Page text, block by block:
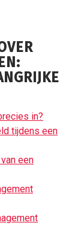
in?
tijdens een
een